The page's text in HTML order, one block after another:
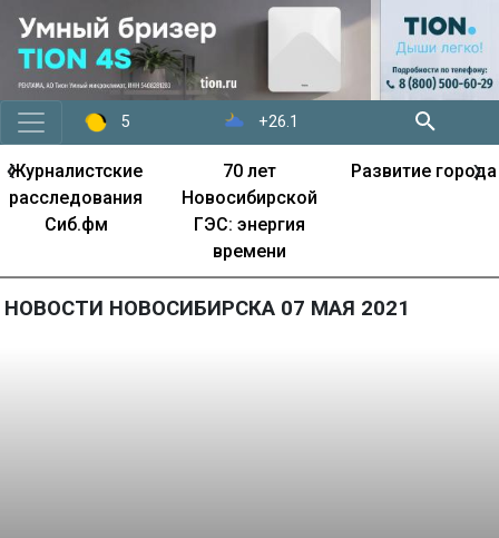
5 +26.1
Журналистские
расследования
Сиб.фм
70 лет
Новосибирской
ГЭС: энергия
времени
Развитие города
‹ ›
НОВОСТИ НОВОСИБИРСКА 07 МАЯ 2021